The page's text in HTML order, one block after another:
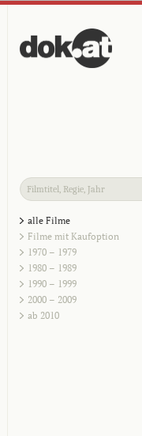
alle Filme
Filme mit Kaufoption
1970 – 1979
1980 – 1989
1990 – 1999
2000 – 2009
ab 2010